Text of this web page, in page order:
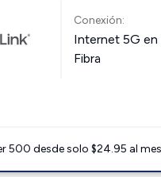
Conexión:
Internet 5G en
Fibra
500 desde solo $24.95 al